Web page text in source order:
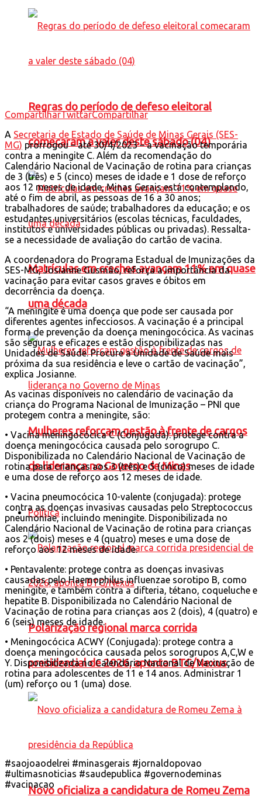
Regras do período de defeso eleitoral
comecaram a valer deste sábado (04)
Matrículas em creches avançam 11% em quase
uma década
Mulheres reforçam gestão à frente de cargos
de liderança no Governo de Minas
Política
Polarização regional marca corrida
presidencial de 2026, aponta BTG/Nexus
Novo oficializa a candidatura de Romeu Zema
CompartilharTwittarCompartilhar
A Secretaria de Estado de Saúde de Minas Gerais (SES-
MG) prorrogou – até 30/4/2023 – a vacinação temporária
contra a meningite C. Além da recomendação do
Calendário Nacional de Vacinação de rotina para crianças
de 3 (três) e 5 (cinco) meses de idade e 1 dose de reforço
aos 12 meses de idade, Minas Gerais está contemplando,
até o fim de abril, as pessoas de 16 a 30 anos;
trabalhadores de saúde; trabalhadores da educação; e os
estudantes universitários (escolas técnicas, faculdades,
institutos e universidades públicas ou privadas). Ressalta-
se a necessidade de avaliação do cartão de vacina.
A coordenadora do Programa Estadual de Imunizações da
SES-MG, Josianne Gusmão, reforça a importância da
vacinação para evitar casos graves e óbitos em
decorrência da doença.
“A meningite é uma doença que pode ser causada por
diferentes agentes infecciosos. A vacinação é a principal
forma de prevenção da doença meningocócica. As vacinas
são seguras e eficazes e estão disponibilizadas nas
Unidades de Saúde. Procure a Unidade de Saúde mais
próxima da sua residência e leve o cartão de vacinação”,
explica Josianne.
As vacinas disponíveis no calendário de vacinação da
criança do Programa Nacional de Imunização – PNI que
protegem contra a meningite, são:
• Vacina meningocócica C (Conjugada): protege contra a
doença meningocócica causada pelo sorogrupo C.
Disponibilizada no Calendário Nacional de Vacinação de
rotina para crianças aos 3 (três) e 5 (cinco) meses de idade
e uma dose de reforço aos 12 meses de idade.
• Vacina pneumocócica 10-valente (conjugada): protege
contra as doenças invasivas causadas pelo Streptococcus
pneumoniae, incluindo meningite. Disponibilizada no
Calendário Nacional de Vacinação de rotina para crianças
aos 2 (dois) meses e 4 (quatro) meses e uma dose de
reforço aos 12 meses de idade.
• Pentavalente: protege contra as doenças invasivas
causadas pelo Haemophilus influenzae sorotipo B, como
meningite, e também contra a difteria, tétano, coqueluche e
hepatite B. Disponibilizada no Calendário Nacional de
Vacinação de rotina para crianças aos 2 (dois), 4 (quatro) e
6 (seis) meses de idade.
• Meningocócica ACWY (Conjugada): protege contra a
doença meningocócica causada pelos sorogrupos A,C,W e
Y. Disponibilizada no Calendário Nacional de Vacinação de
rotina para adolescentes de 11 e 14 anos. Administrar 1
(um) reforço ou 1 (uma) dose.
#saojoaodelrei #minasgerais #jornaldopovao
#ultimasnoticias #saudepublica #governodeminas
#vacinacao